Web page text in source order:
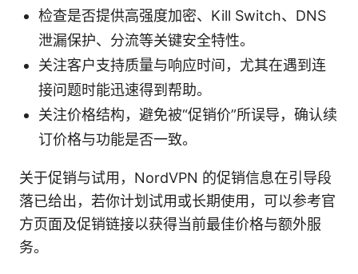
检查是否提供高强度加密、Kill Switch、DNS
泄漏保护、分流等关键安全特性。
关注客户支持质量与响应时间，尤其在遇到连
接问题时能迅速得到帮助。
关注价格结构，避免被“促销价”所误导，确认续
订价格与功能是否一致。
关于促销与试用，NordVPN 的促销信息在引导段
落已给出，若你计划试用或长期使用，可以参考官
方页面及促销链接以获得当前最佳价格与额外服
务。